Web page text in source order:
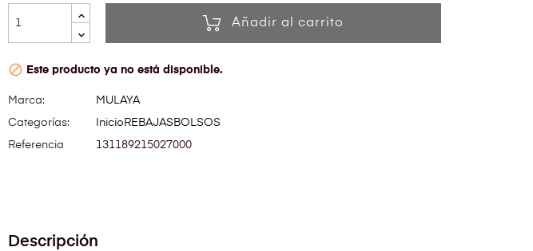
Añadir al carrito
 Este producto ya no está disponible.
Marca:
MULAYA
Categorías:
Inicio REBAJAS BOLSOS
Referencia
131189215027000
Descripción